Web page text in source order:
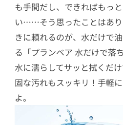
も手間だし、できればもっ
い……そう思ったことはあり
きに頼れるのが、水だけで
る「プランベア 水だけで落
水に濡らしてサッと拭くだ
固な汚れもスッキリ！手軽
よ。